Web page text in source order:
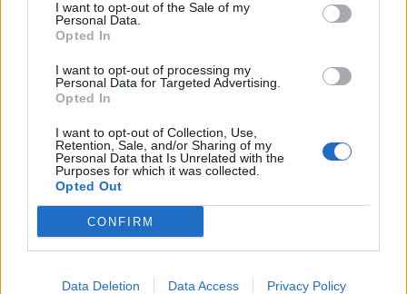
I want to opt-out of the Sale of my
Personal Data.
Opted In
I want to opt-out of processing my
Personal Data for Targeted Advertising.
Opted In
I want to opt-out of Collection, Use,
Retention, Sale, and/or Sharing of my
Personal Data that Is Unrelated with the
Purposes for which it was collected.
Opted Out
CONFIRM
Data Deletion Data Access Privacy Policy
Mbrojtjes në SHBA:
Gjermania forcon
angazhimin ushtarak
kontinenti nga lufta?
Ministri gjerman i
Evropë, jo më një siguri e
pakundërshtueshme
gjejnë së shpejti zgjidhje